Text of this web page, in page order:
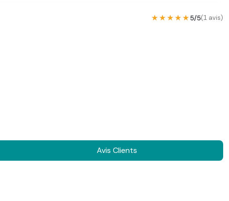
★★★★★
★★★★★5/5(1 avis)
Avis Clients